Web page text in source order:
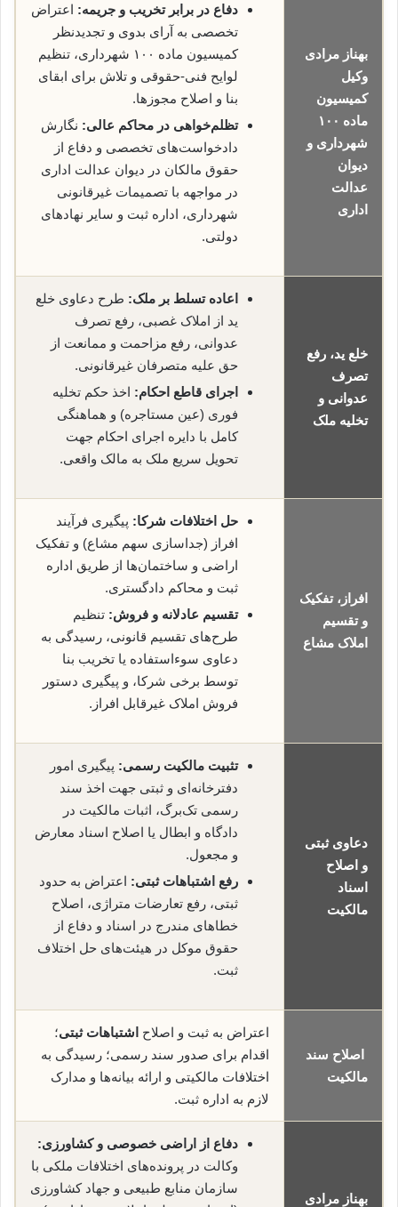
بهناز مرادی
وکیل
کمیسیون
ماده ۱۰۰
شهرداری و
دیوان
عدالت
اداری
دفاع در برابر تخریب و جریمه: اعتراض
تخصصی به آرای بدوی و تجدیدنظر
کمیسیون ماده ۱۰۰ شهرداری، تنظیم
لوایح فنی-حقوقی و تلاش برای ابقای
بنا و اصلاح مجوزها.
تظلم‌خواهی در محاکم عالی: نگارش
دادخواست‌های تخصصی و دفاع از
حقوق مالکان در دیوان عدالت اداری
در مواجهه با تصمیمات غیرقانونی
شهرداری، اداره ثبت و سایر نهادهای
دولتی.
خلع ید، رفع
تصرف
عدوانی و
تخلیه ملک
اعاده تسلط بر ملک: طرح دعاوی خلع
ید از املاک غصبی، رفع تصرف
عدوانی، رفع مزاحمت و ممانعت از
حق علیه متصرفان غیرقانونی.
اجرای قاطع احکام: اخذ حکم تخلیه
فوری (عین مستاجره) و هماهنگی
کامل با دایره اجرای احکام جهت
تحویل سریع ملک به مالک واقعی.
افراز، تفکیک
و تقسیم
املاک مشاع
حل اختلافات شرکا: پیگیری فرآیند
افراز (جداسازی سهم مشاع) و تفکیک
اراضی و ساختمان‌ها از طریق اداره
ثبت و محاکم دادگستری.
تقسیم عادلانه و فروش: تنظیم
طرح‌های تقسیم قانونی، رسیدگی به
دعاوی سوءاستفاده یا تخریب بنا
توسط برخی شرکا، و پیگیری دستور
فروش املاک غیرقابل افراز.
دعاوی ثبتی
و اصلاح
اسناد
مالکیت
تثبیت مالکیت رسمی: پیگیری امور
دفترخانه‌ای و ثبتی جهت اخذ سند
رسمی تک‌برگ، اثبات مالکیت در
دادگاه و ابطال یا اصلاح اسناد معارض
و مجعول.
رفع اشتباهات ثبتی: اعتراض به حدود
ثبتی، رفع تعارضات متراژی، اصلاح
خطاهای مندرج در اسناد و دفاع از
حقوق موکل در هیئت‌های حل اختلاف
ثبت.
اصلاح سند
مالکیت
اعتراض به ثبت و اصلاح اشتباهات ثبتی؛
اقدام برای صدور سند رسمی؛ رسیدگی به
اختلافات مالکیتی و ارائه بیانه‌ها و مدارک
لازم به اداره ثبت.
بهناز مرادی
دفاع از اراضی خصوصی و کشاورزی:
وکالت در پرونده‌های اختلافات ملکی با
سازمان منابع طبیعی و جهاد کشاورزی